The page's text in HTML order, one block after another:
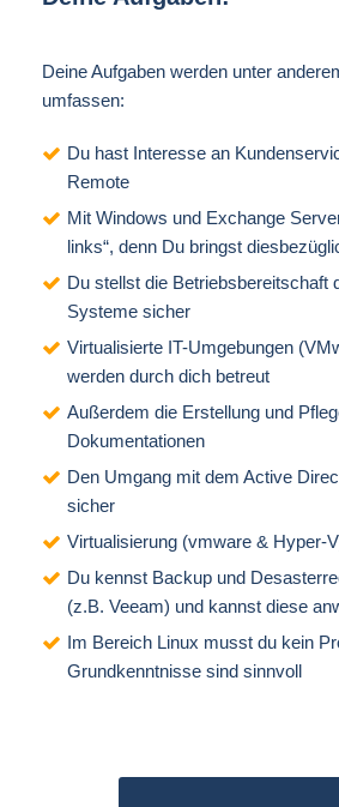
Deine Aufgaben werden unter
umfassen:
Du hast Interesse an
Remote
Mit Windows und Exchange
links“, denn Du bringst
Du stellst die Betriebsbereitschaft
Systeme sicher
Virtualisierte IT-Umgebungen
werden durch dich betreut
Außerdem die Erstellung und
Dokumentationen
Den Umgang mit dem Active
sicher
Virtualisierung (vmware & Hyper-
Du kennst Backup und
(z.B. Veeam) und kannst diese
Im Bereich Linux musst du kein
Grundkenntnisse sind sinnvoll